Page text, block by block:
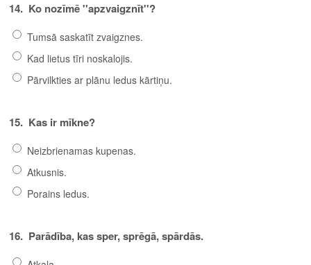
14. Ko nozīmē ''apzvaigznīt''?
Tumsā saskatīt zvaigznes.
Kad lietus tīri noskalojis.
Pārvilkties ar plānu ledus kārtiņu.
15. Kas ir mīkne?
Neizbrienamas kupenas.
Atkusnis.
Porains ledus.
16. Parādība, kas sper, sprēgā, spārdās.